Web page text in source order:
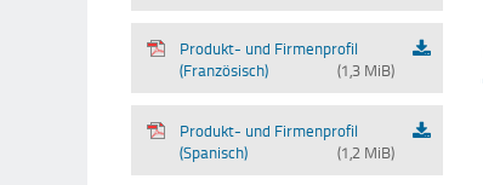
Produkt- und Firmenprofil
(Französisch)
(1,3 MiB)
Produkt- und Firmenprofil
(Spanisch)
(1,2 MiB)